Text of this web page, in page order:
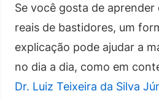
Se você gosta de aprender
reais de bastidores, um
explicação pode ajudar a
no dia a dia, como em
Dr. Luiz Teixeira da Silva